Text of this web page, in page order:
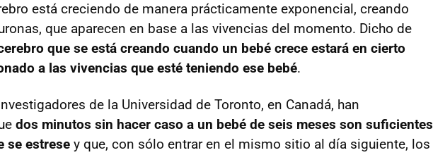
está creciendo de manera prácticamente exponencial, creando
que aparecen en base a las vivencias del momento. Dicho de
que se está creando cuando un bebé crece estará en cierto
a las vivencias que esté teniendo ese bebé.
de la Universidad de Toronto, en Canadá, han
dos minutos sin hacer caso a un bebé de seis meses son suficientes
se estrese y que, con sólo entrar en el mismo sitio al día siguiente, los